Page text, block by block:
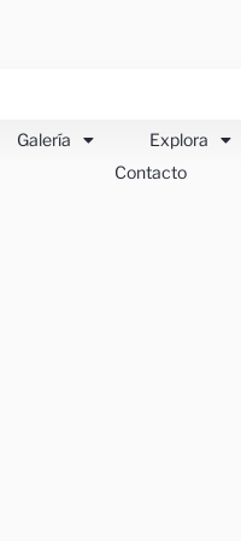
Galería Explora
Contacto